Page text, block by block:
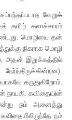
வேறுக்
தமிழ் கலாச்சாரம்
மொழியை தன்
நிகராக மொழி
அதன் இறுக்கத்தில்
கருதுகிறோம்.
நாயகி. கவிதையின்
நம் அனைத்து
நம்